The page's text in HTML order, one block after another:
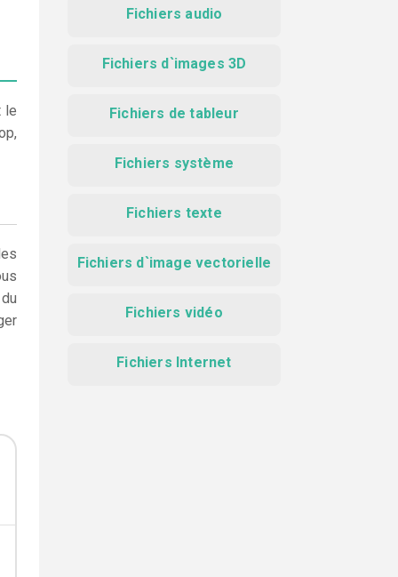
le
Fichiers audio
Fichiers d`images 3D
Fichiers de tableur
Fichiers système
Fichiers texte
Fichiers d`image vectorielle
Fichiers vidéo
Fichiers Internet